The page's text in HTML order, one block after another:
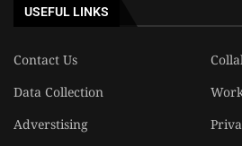
USEFUL LINKS
Contact Us
Data Collection
Adverstising